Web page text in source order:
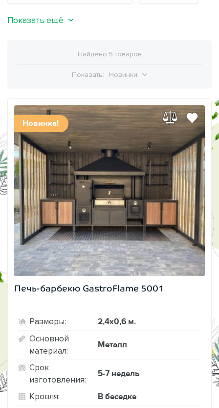
Показать ещё
Найдено 5 товаров
Показать: Новинки
Новинка!
Печь-барбекю GastroFlame 5001
Размеры: 2,4х0,6 м.
Основной
материал:
Металл
Срок
изготовления:
5-7 недель
Кровля: В беседке